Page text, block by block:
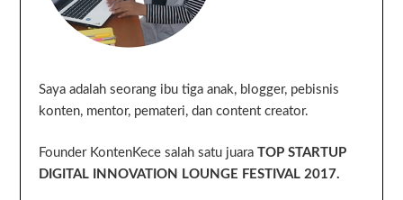
Saya adalah seorang ibu tiga anak, blogger, pebisnis
konten, mentor, pemateri, dan content creator.
Founder KontenKece salah satu juaraTOP STARTUP
DIGITAL INNOVATION LOUNGE FESTIVAL 2017.